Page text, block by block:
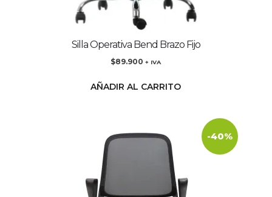
Silla Operativa Bend Brazo Fijo
$89.900 + IVA
AÑADIR AL CARRITO
-40%